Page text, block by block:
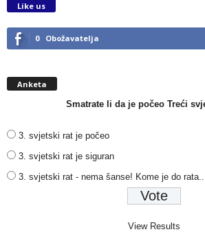
Like us
0 Obožavatelja
Anketa
Smatrate li da je počeo Treći
3. svjetski rat je počeo
3. svjetski rat je siguran
3. svjetski rat - nema šanse! Kome je do rata...
View Results